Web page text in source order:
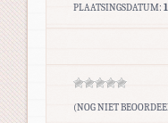
PLAATSINGSDATUM:
(NOG NIET